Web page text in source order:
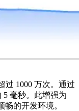
过 1000 万次。通过
毫秒。此增强为
畅的开发环境。